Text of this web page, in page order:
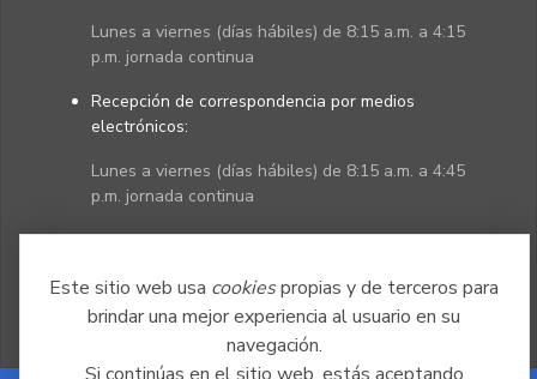
Este sitio web usa cookiespropias y de terceros para
brindar una mejor experiencia al usuario en su
navegación.
Lunes a viernes (días hábiles) de 8:15 a.m. a 4:15
p.m. jornada continua
Recepción de correspondencia por medios
electrónicos:
Lunes a viernes (días hábiles) de 8:15 a.m. a 4:45
p.m. jornada continua